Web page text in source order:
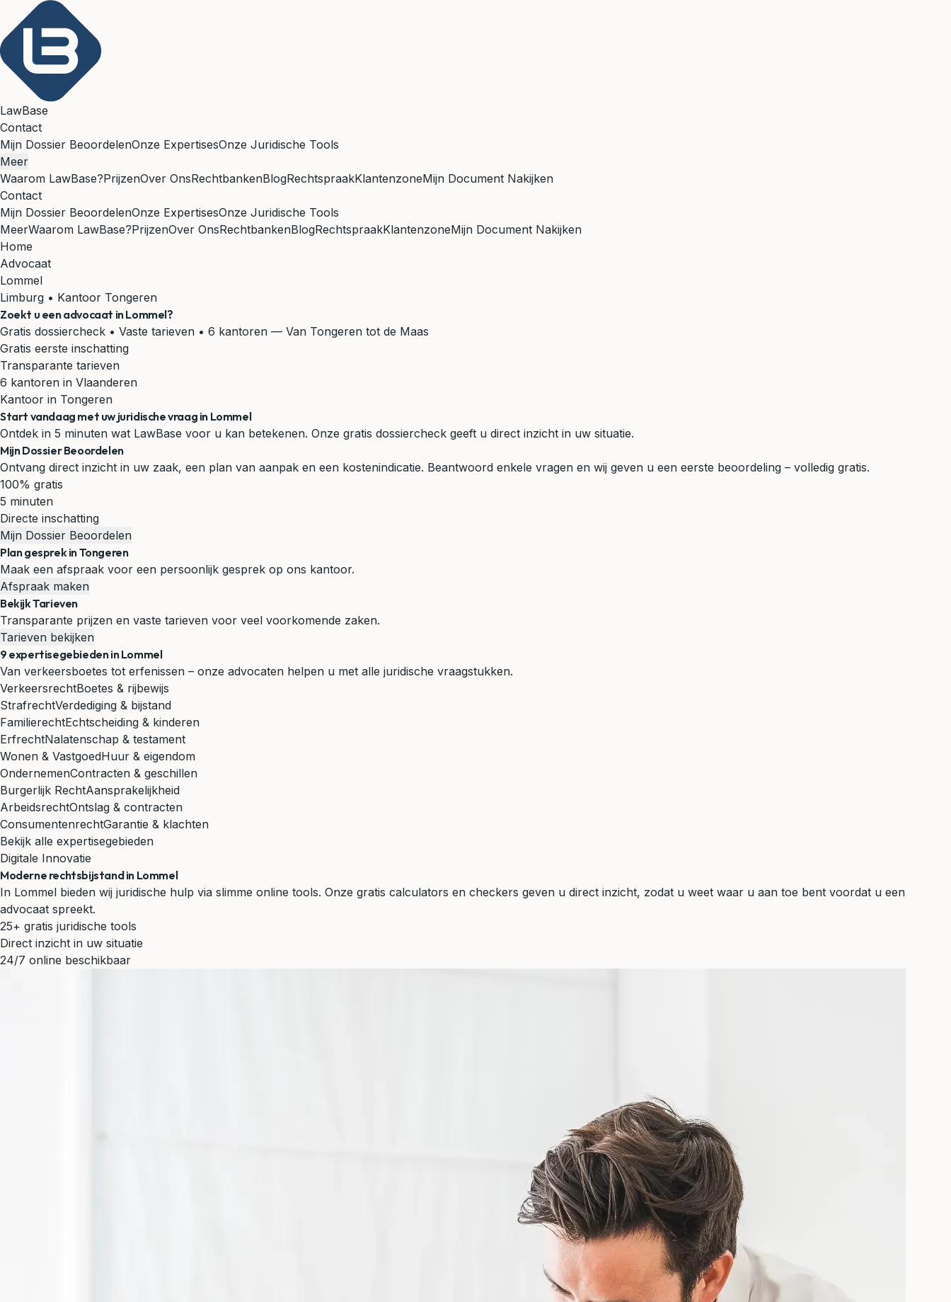
LawBase
Contact
Mijn Dossier BeoordelenOnze ExpertisesOnze Juridische Tools
Meer
Waarom LawBase?PrijzenOver OnsRechtbankenBlogRechtspraakKlantenzoneMijn Document Nakijken
Contact
Mijn Dossier BeoordelenOnze ExpertisesOnze Juridische Tools
MeerWaarom LawBase?PrijzenOver OnsRechtbankenBlogRechtspraakKlantenzoneMijn Document Nakijken
Home
Advocaat
Lommel
Limburg • Kantoor Tongeren
Zoekt u een advocaat inLommel?
Gratis dossiercheck • Vaste tarieven • 6 kantoren — Van Tongeren tot de Maas
Gratis eerste inschatting
Transparante tarieven
6 kantoren in Vlaanderen
Kantoor in Tongeren
Start vandaag met uw juridische vraag in Lommel
Ontdek in 5 minuten wat LawBase voor u kan betekenen. Onze gratis dossiercheck geeft u direct inzicht in uw situatie.
Mijn Dossier Beoordelen
Ontvang direct inzicht in uw zaak, een plan van aanpak en een kostenindicatie. Beantwoord enkele vragen en wij geven u een eerste beoordeling – volledig gratis.
100% gratis
5 minuten
Directe inschatting
Mijn Dossier Beoordelen
Plan gesprek in Tongeren
Maak een afspraak voor een persoonlijk gesprek op ons kantoor.
Afspraak maken
Bekijk Tarieven
Transparante prijzen en vaste tarieven voor veel voorkomende zaken.
Tarieven bekijken
9 expertisegebieden in Lommel
Van verkeersboetes tot erfenissen – onze advocaten helpen u met alle juridische vraagstukken.
VerkeersrechtBoetes & rijbewijs
StrafrechtVerdediging & bijstand
FamilierechtEchtscheiding & kinderen
ErfrechtNalatenschap & testament
Wonen & VastgoedHuur & eigendom
OndernemenContracten & geschillen
Burgerlijk RechtAansprakelijkheid
ArbeidsrechtOntslag & contracten
ConsumentenrechtGarantie & klachten
Bekijk alle expertisegebieden
Digitale Innovatie
Moderne rechtsbijstand in Lommel
In Lommel bieden wij juridische hulp via slimme online tools. Onze gratis calculators en checkers geven u direct inzicht, zodat u weet waar u aan toe bent voordat u een
advocaat spreekt.
25+ gratis juridische tools
Direct inzicht in uw situatie
24/7 online beschikbaar